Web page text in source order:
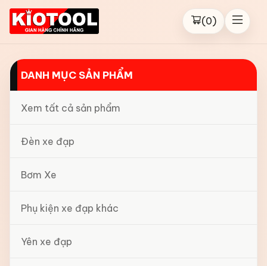
(0)
DANH MỤC SẢN PHẨM
Xem tất cả sản phẩm
Đèn xe đạp
Bơm Xe
Phụ kiện xe đạp khác
Yên xe đạp